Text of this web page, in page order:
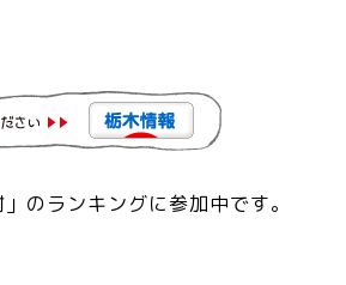
のランキングに参加中です。